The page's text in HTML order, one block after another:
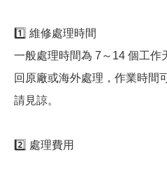
1️⃣ 維修處理時間
一般處理時間為 7～14 個工作
回原廠或海外處理，作業時間
請見諒。
2️⃣ 處理費用